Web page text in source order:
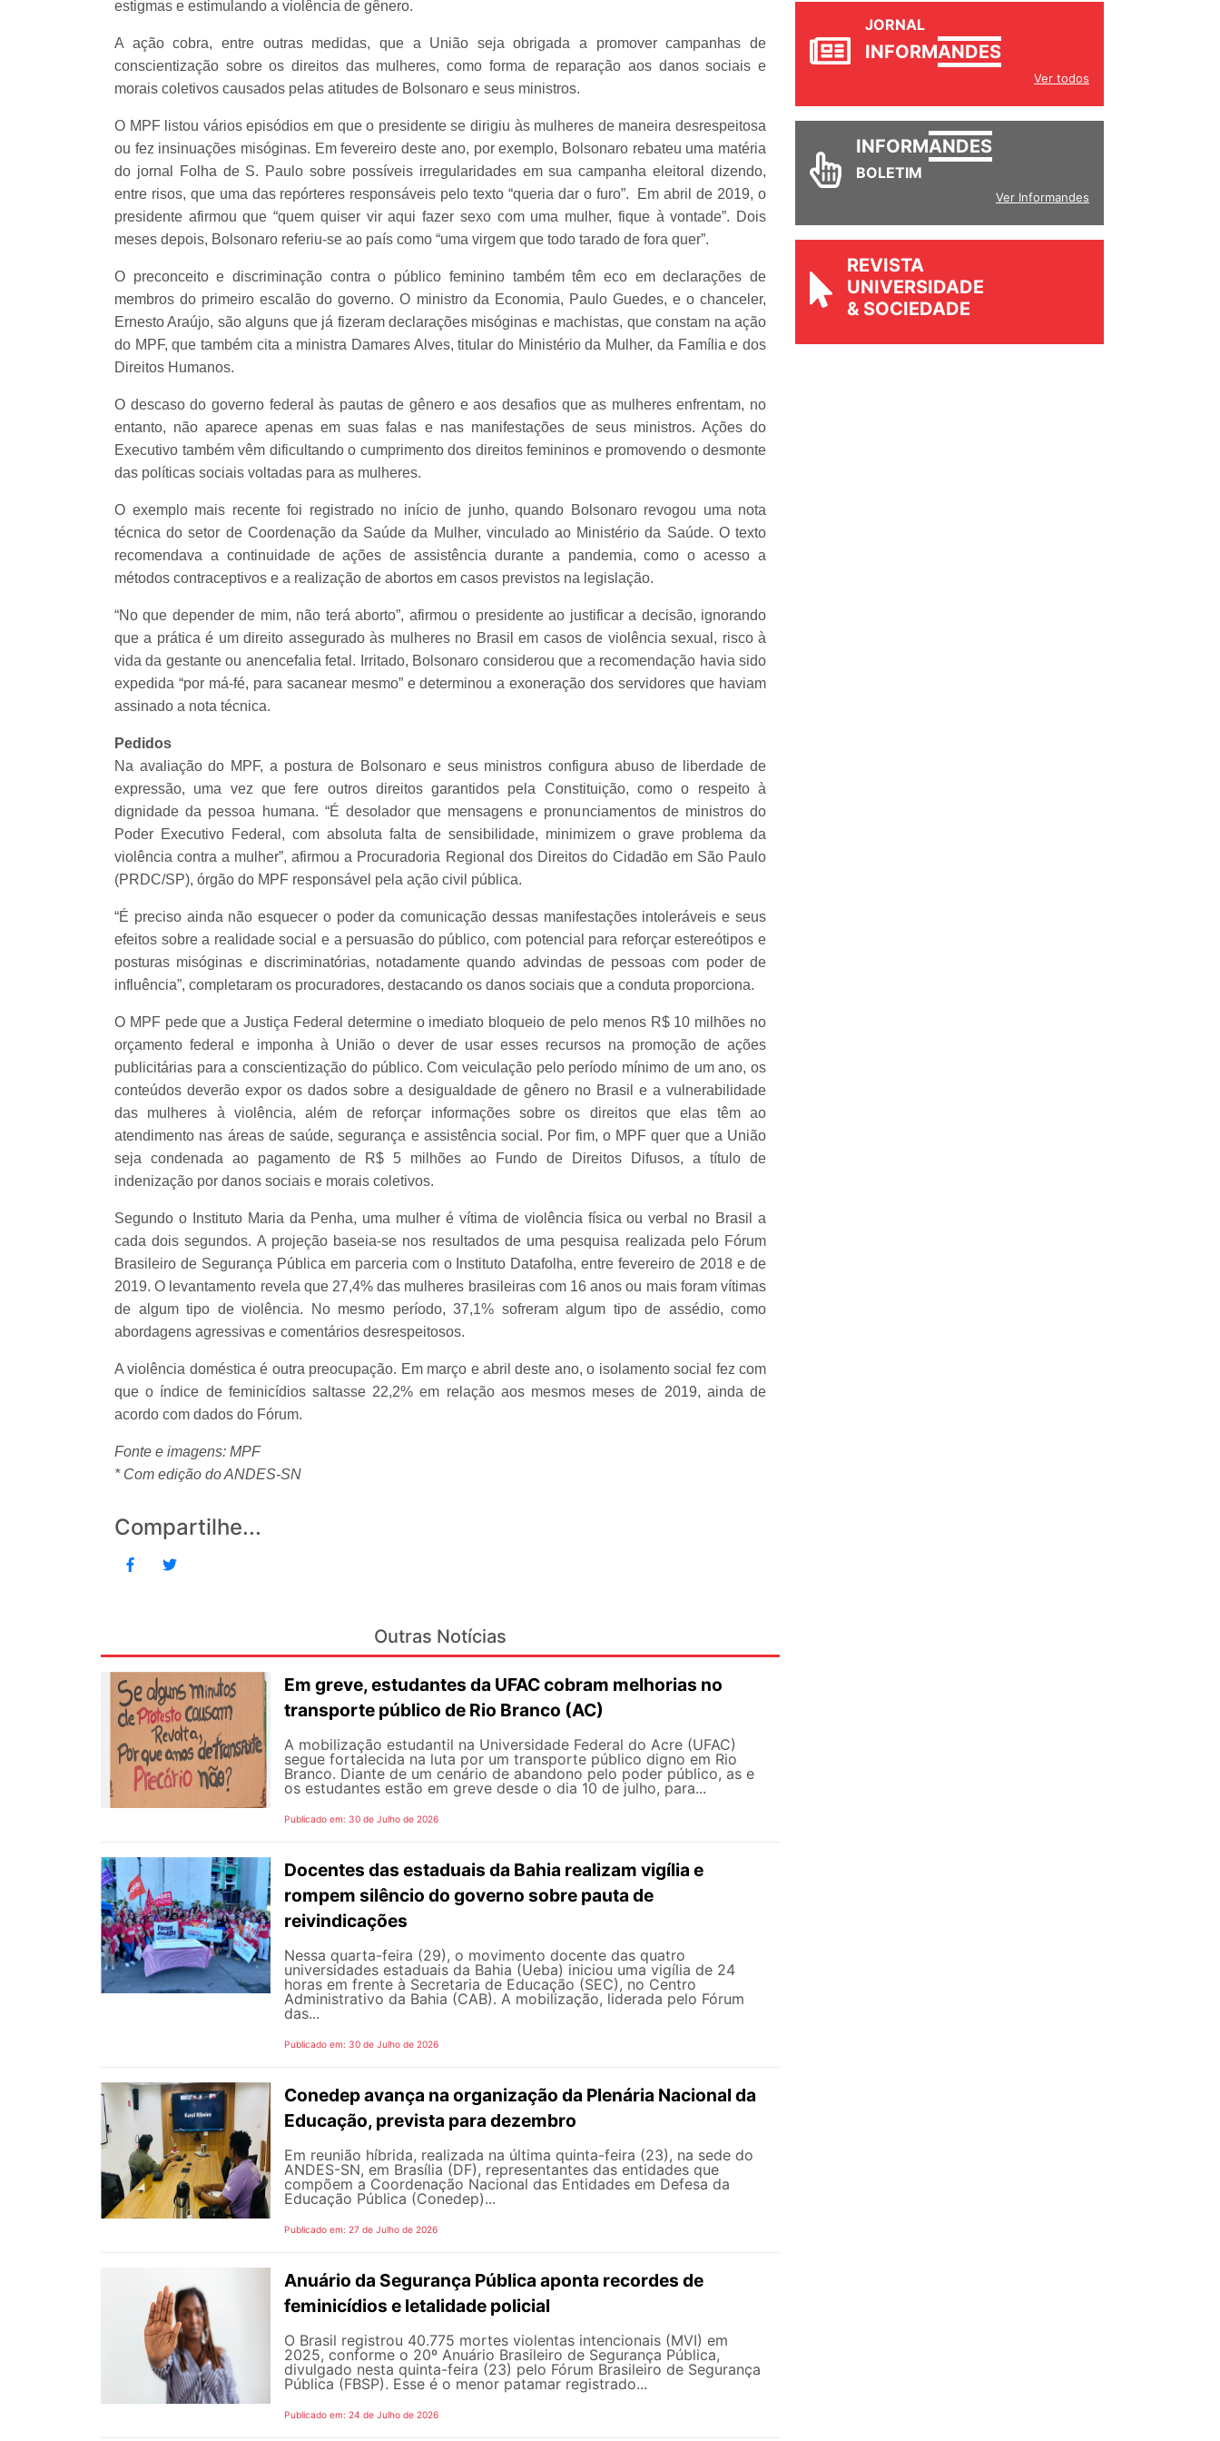
estigmas e estimulando a violência de gênero.
A ação cobra, entre outras medidas, que a União seja obrigada a promover campanhas de
conscientização sobre os direitos das mulheres, como forma de reparação aos danos sociais e
morais coletivos causados pelas atitudes de Bolsonaro e seus ministros.
O MPF listou vários episódios em que o presidente se dirigiu às mulheres de maneira desrespeitosa
ou fez insinuações misóginas. Em fevereiro deste ano, por exemplo, Bolsonaro rebateu uma matéria
do jornal Folha de S. Paulo sobre possíveis irregularidades em sua campanha eleitoral dizendo,
entre risos, que uma das repórteres responsáveis pelo texto “queria dar o furo”. Em abril de 2019, o
presidente afirmou que “quem quiser vir aqui fazer sexo com uma mulher, fique à vontade”. Dois
meses depois, Bolsonaro referiu-se ao país como “uma virgem que todo tarado de fora quer”.
O preconceito e discriminação contra o público feminino também têm eco em declarações de
membros do primeiro escalão do governo. O ministro da Economia, Paulo Guedes, e o chanceler,
Ernesto Araújo, são alguns que já fizeram declarações misóginas e machistas, que constam na ação
do MPF, que também cita a ministra Damares Alves, titular do Ministério da Mulher, da Família e dos
Direitos Humanos.
O descaso do governo federal às pautas de gênero e aos desafios que as mulheres enfrentam, no
entanto, não aparece apenas em suas falas e nas manifestações de seus ministros. Ações do
Executivo também vêm dificultando o cumprimento dos direitos femininos e promovendo o desmonte
das políticas sociais voltadas para as mulheres.
O exemplo mais recente foi registrado no início de junho, quando Bolsonaro revogou uma nota
técnica do setor de Coordenação da Saúde da Mulher, vinculado ao Ministério da Saúde. O texto
recomendava a continuidade de ações de assistência durante a pandemia, como o acesso a
métodos contraceptivos e a realização de abortos em casos previstos na legislação.
“No que depender de mim, não terá aborto”, afirmou o presidente ao justificar a decisão, ignorando
que a prática é um direito assegurado às mulheres no Brasil em casos de violência sexual, risco à
vida da gestante ou anencefalia fetal. Irritado, Bolsonaro considerou que a recomendação havia sido
expedida “por má-fé, para sacanear mesmo” e determinou a exoneração dos servidores que haviam
assinado a nota técnica.
Pedidos
Na avaliação do MPF, a postura de Bolsonaro e seus ministros configura abuso de liberdade de
expressão, uma vez que fere outros direitos garantidos pela Constituição, como o respeito à
dignidade da pessoa humana. “É desolador que mensagens e pronunciamentos de ministros do
Poder Executivo Federal, com absoluta falta de sensibilidade, minimizem o grave problema da
violência contra a mulher”, afirmou a Procuradoria Regional dos Direitos do Cidadão em São Paulo
(PRDC/SP), órgão do MPF responsável pela ação civil pública.
“É preciso ainda não esquecer o poder da comunicação dessas manifestações intoleráveis e seus
efeitos sobre a realidade social e a persuasão do público, com potencial para reforçar estereótipos e
posturas misóginas e discriminatórias, notadamente quando advindas de pessoas com poder de
influência”, completaram os procuradores, destacando os danos sociais que a conduta proporciona.
O MPF pede que a Justiça Federal determine o imediato bloqueio de pelo menos R$ 10 milhões no
orçamento federal e imponha à União o dever de usar esses recursos na promoção de ações
publicitárias para a conscientização do público. Com veiculação pelo período mínimo de um ano, os
conteúdos deverão expor os dados sobre a desigualdade de gênero no Brasil e a vulnerabilidade
das mulheres à violência, além de reforçar informações sobre os direitos que elas têm ao
atendimento nas áreas de saúde, segurança e assistência social. Por fim, o MPF quer que a União
seja condenada ao pagamento de R$ 5 milhões ao Fundo de Direitos Difusos, a título de
indenização por danos sociais e morais coletivos.
Segundo o Instituto Maria da Penha, uma mulher é vítima de violência física ou verbal no Brasil a
cada dois segundos. A projeção baseia-se nos resultados de uma pesquisa realizada pelo Fórum
Brasileiro de Segurança Pública em parceria com o Instituto Datafolha, entre fevereiro de 2018 e de
2019. O levantamento revela que 27,4% das mulheres brasileiras com 16 anos ou mais foram vítimas
de algum tipo de violência. No mesmo período, 37,1% sofreram algum tipo de assédio, como
abordagens agressivas e comentários desrespeitosos.
A violência doméstica é outra preocupação. Em março e abril deste ano, o isolamento social fez com
que o índice de feminicídios saltasse 22,2% em relação aos mesmos meses de 2019, ainda de
acordo com dados do Fórum.
Fonte e imagens: MPF
* Com edição do ANDES-SN
Compartilhe...
Outras Notícias
Em greve, estudantes da UFAC cobram melhorias no
transporte público de Rio Branco (AC)
A mobilização estudantil na Universidade Federal do Acre (UFAC)
segue fortalecida na luta por um transporte público digno em Rio
Branco. Diante de um cenário de abandono pelo poder público, as e
os estudantes estão em greve desde o dia 10 de julho, para...
Publicado em: 30 de Julho de 2026
Docentes das estaduais da Bahia realizam vigília e
rompem silêncio do governo sobre pauta de
reivindicações
Nessa quarta-feira (29), o movimento docente das quatro
universidades estaduais da Bahia (Ueba) iniciou uma vigília de 24
horas em frente à Secretaria de Educação (SEC), no Centro
Administrativo da Bahia (CAB). A mobilização, liderada pelo Fórum
das...
Publicado em: 30 de Julho de 2026
Conedep avança na organização da Plenária Nacional da
Educação, prevista para dezembro
Em reunião híbrida, realizada na última quinta-feira (23), na sede do
ANDES-SN, em Brasília (DF), representantes das entidades que
compõem a Coordenação Nacional das Entidades em Defesa da
Educação Pública (Conedep)...
Publicado em: 27 de Julho de 2026
Anuário da Segurança Pública aponta recordes de
feminicídios e letalidade policial
O Brasil registrou 40.775 mortes violentas intencionais (MVI) em
2025, conforme o 20º Anuário Brasileiro de Segurança Pública,
divulgado nesta quinta-feira (23) pelo Fórum Brasileiro de Segurança
Pública (FBSP). Esse é o menor patamar registrado...
Publicado em: 24 de Julho de 2026
JORNAL
INFORMANDES
Ver todos
INFORMANDES
BOLETIM
Ver Informandes
REVISTA
UNIVERSIDADE
& SOCIEDADE